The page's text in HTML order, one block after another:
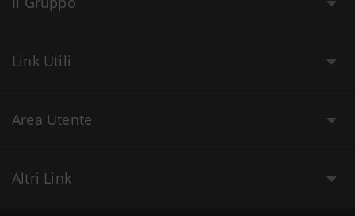
Link Utili
Area Utente
Altri Link